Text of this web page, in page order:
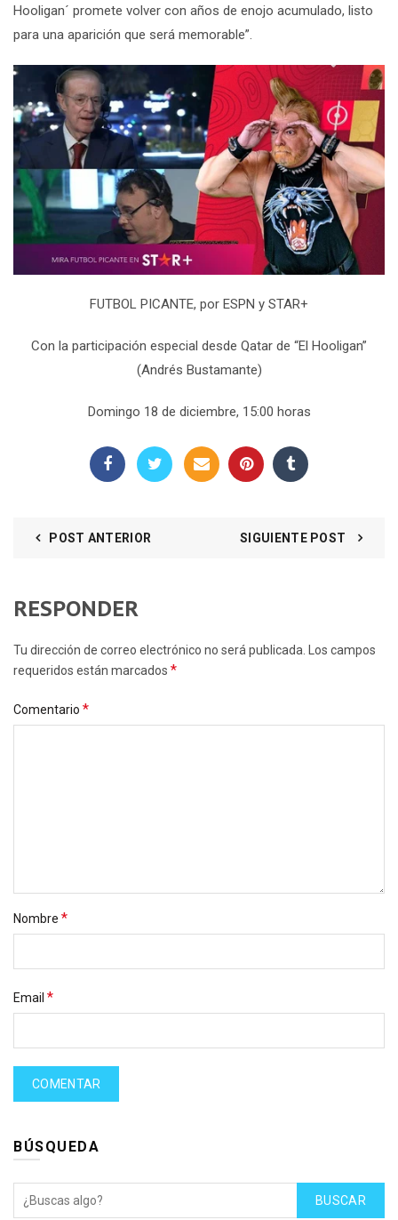
Hooligan´ promete volver con años de enojo acumulado, listo
para una aparición que será memorable”.
FUTBOL PICANTE, por ESPN y STAR+
Con la participación especial desde Qatar de “El Hooligan”
(Andrés Bustamante)
Domingo 18 de diciembre, 15:00 horas
POST ANTERIOR SIGUIENTE POST
RESPONDER
Tu dirección de correo electrónico no será publicada. Los campos
requeridos están marcados *
Comentario *
Nombre *
Email *
BÚSQUEDA
BUSCAR